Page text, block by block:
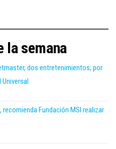
la semana
dos entretenimientos; por
Fundación MSI realizar